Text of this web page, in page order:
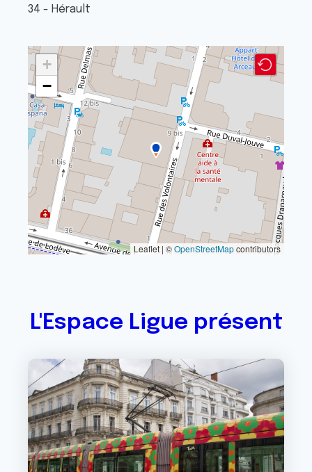
34 - Hérault
+
−
Leaflet | ©OpenStreetMapcontributors
L'Espace Ligue présent
Image